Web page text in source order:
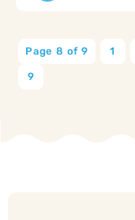
Page 8 of 9 1
9